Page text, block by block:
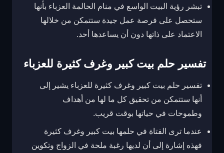
تبشر رؤية البيت الواسع في منام الحالمة العزباء بأنها
ستحصل على فرصة عمل جيدة ستتمكن من خلالها
الاعتماد على ذاتها دون أن يساعدها أحد.
تفسير حلم بيت كبير وغرف كثيرة للعزباء
تفسير حلم بيت كبير وغرف كثيرة للعزباء يشير إلى
أنها ستتمكن من تحقيق كل ما لها من أهداف
وطموحات في حياتها بوقت قريب.
عندما ترى الفتاة في حلمها بيت كبير وغرف كثيرة
فهذه إشارة إلى أن لديها رغبة ملحة في الزواج وتكوين